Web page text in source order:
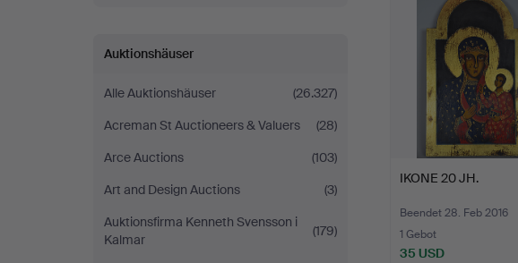
Auktionshäuser
Alle Auktionshäuser
(26.327)
Acreman St Auctioneers & Valuers
(28)
Arce Auctions
(103)
Art and Design Auctions
(3)
Auktionsfirma Kenneth Svensson i
Kalmar
(179)
IKONE 20 JH.
Beendet 28. Feb 2016
1 Gebot
35 USD